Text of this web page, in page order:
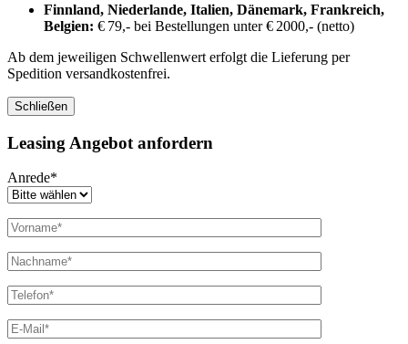
Finnland, Niederlande, Italien, Dänemark, Frankreich,
Belgien: € 79,- bei Bestellungen unter € 2000,- (netto)
Ab dem jeweiligen Schwellenwert erfolgt die Lieferung per
Spedition versandkostenfrei.
Schließen
Leasing Angebot anfordern
Anrede*